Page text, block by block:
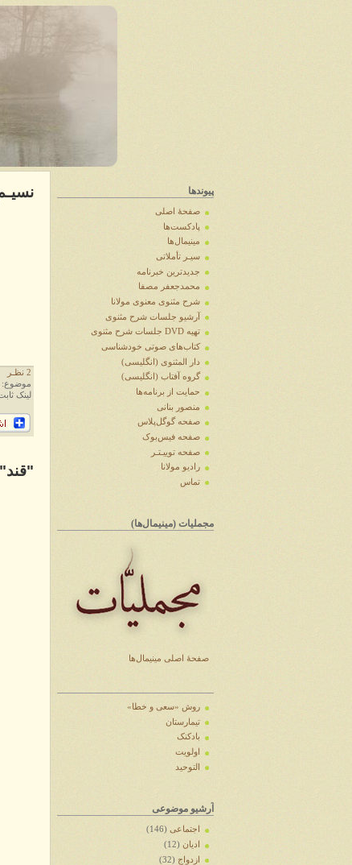
2 نظـر
موضوع:
لینک
"قند"
پیوندها
صفحهٔ اصلی
پادکست‌ها
مینیمال‌ها
سیـر تأملاتی
جدیدترین خبرنامه
محمدجعفر مصفا
شرح مثنوی معنوی مولانا
آرشيو جلسات شرح مثنوی
تهیه DVD جلسات شرح مثنوی
کتاب‌های صوتی خودشناسی
دار المثنوی (انگلیسی)
گروه آفتاب (انگلیسی)
حمایت از برنامه‌ها
منصور بنانی
صفحه گوگل‌پلاس
صفحه فیس‌بوک
صفحه توییـتـر
رادیو مولانا
تماس
مجملیات (مینیمال‌ها)
صفحهٔ اصلی مینیمال‌ها
روش «سعی و خطا»
تیمارستان
بادکنک
اولویت
التوحید
آرشیو موضوعی
اجتماعی (146)
ادیان (12)
ازدواج (32)